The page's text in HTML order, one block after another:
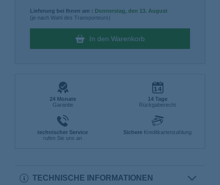
Lieferung bei Ihnen am : Donnerstag, den 13. August
(je nach Wahl des Transporteurs)
In den Warenkorb
24 Monate
Garantie
14 Tage
Rückgaberecht
technischer Service
rufen Sie uns an
Sichere Kreditkartenzahlung
TECHNISCHE INFORMATIONEN